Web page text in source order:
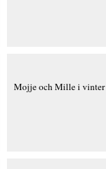
Mojje och Mille i vinter